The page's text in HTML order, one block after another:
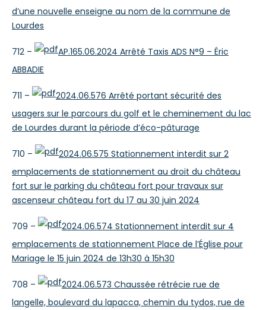
d’une nouvelle enseigne au nom de la commune de
Lourdes
712 –
AP.165.06.2024 Arrêté Taxis ADS N°9 – Éric
ABBADIE
711 –
2024.06.576 Arrêté portant sécurité des
usagers sur le parcours du golf et le cheminement du lac
de Lourdes durant la période d’éco-pâturage
710 –
2024.06.575 Stationnement interdit sur 2
emplacements de stationnement au droit du château
fort sur le parking du château fort pour travaux sur
ascenseur château fort du 17 au 30 juin 2024
709 –
2024.06.574 Stationnement interdit sur 4
emplacements de stationnement Place de l’Église pour
Mariage le 15 juin 2024 de 13h30 à 15h30
708 –
2024.06.573 Chaussée rétrécie rue de
langelle, boulevard du lapacca, chemin du tydos, rue de